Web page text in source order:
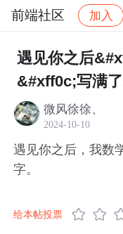
前端社区 加入
社区 前端社区
遇见你之后
&#xff0c;写满了
微风徐徐、
2024-10-10
遇见你之后，我数
字。
给本帖投票